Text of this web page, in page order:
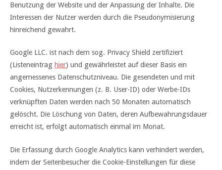
Benutzung der Website und der Anpassung der Inhalte. Die
Interessen der Nutzer werden durch die Pseudonymisierung
hinreichend gewahrt.
Google LLC. ist nach dem sog. Privacy Shield zertifiziert
(Listeneintrag hier) und gewährleistet auf dieser Basis ein
angemessenes Datenschutzniveau. Die gesendeten und mit
Cookies, Nutzerkennungen (z. B. User-ID) oder Werbe-IDs
verknüpften Daten werden nach 50 Monaten automatisch
gelöscht. Die Löschung von Daten, deren Aufbewahrungsdauer
erreicht ist, erfolgt automatisch einmal im Monat.
Die Erfassung durch Google Analytics kann verhindert werden,
indem der Seitenbesucher die Cookie-Einstellungen für diese